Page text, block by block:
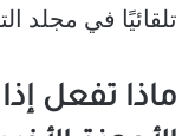
تلقائيًا في مجلد
ماذا تفعل